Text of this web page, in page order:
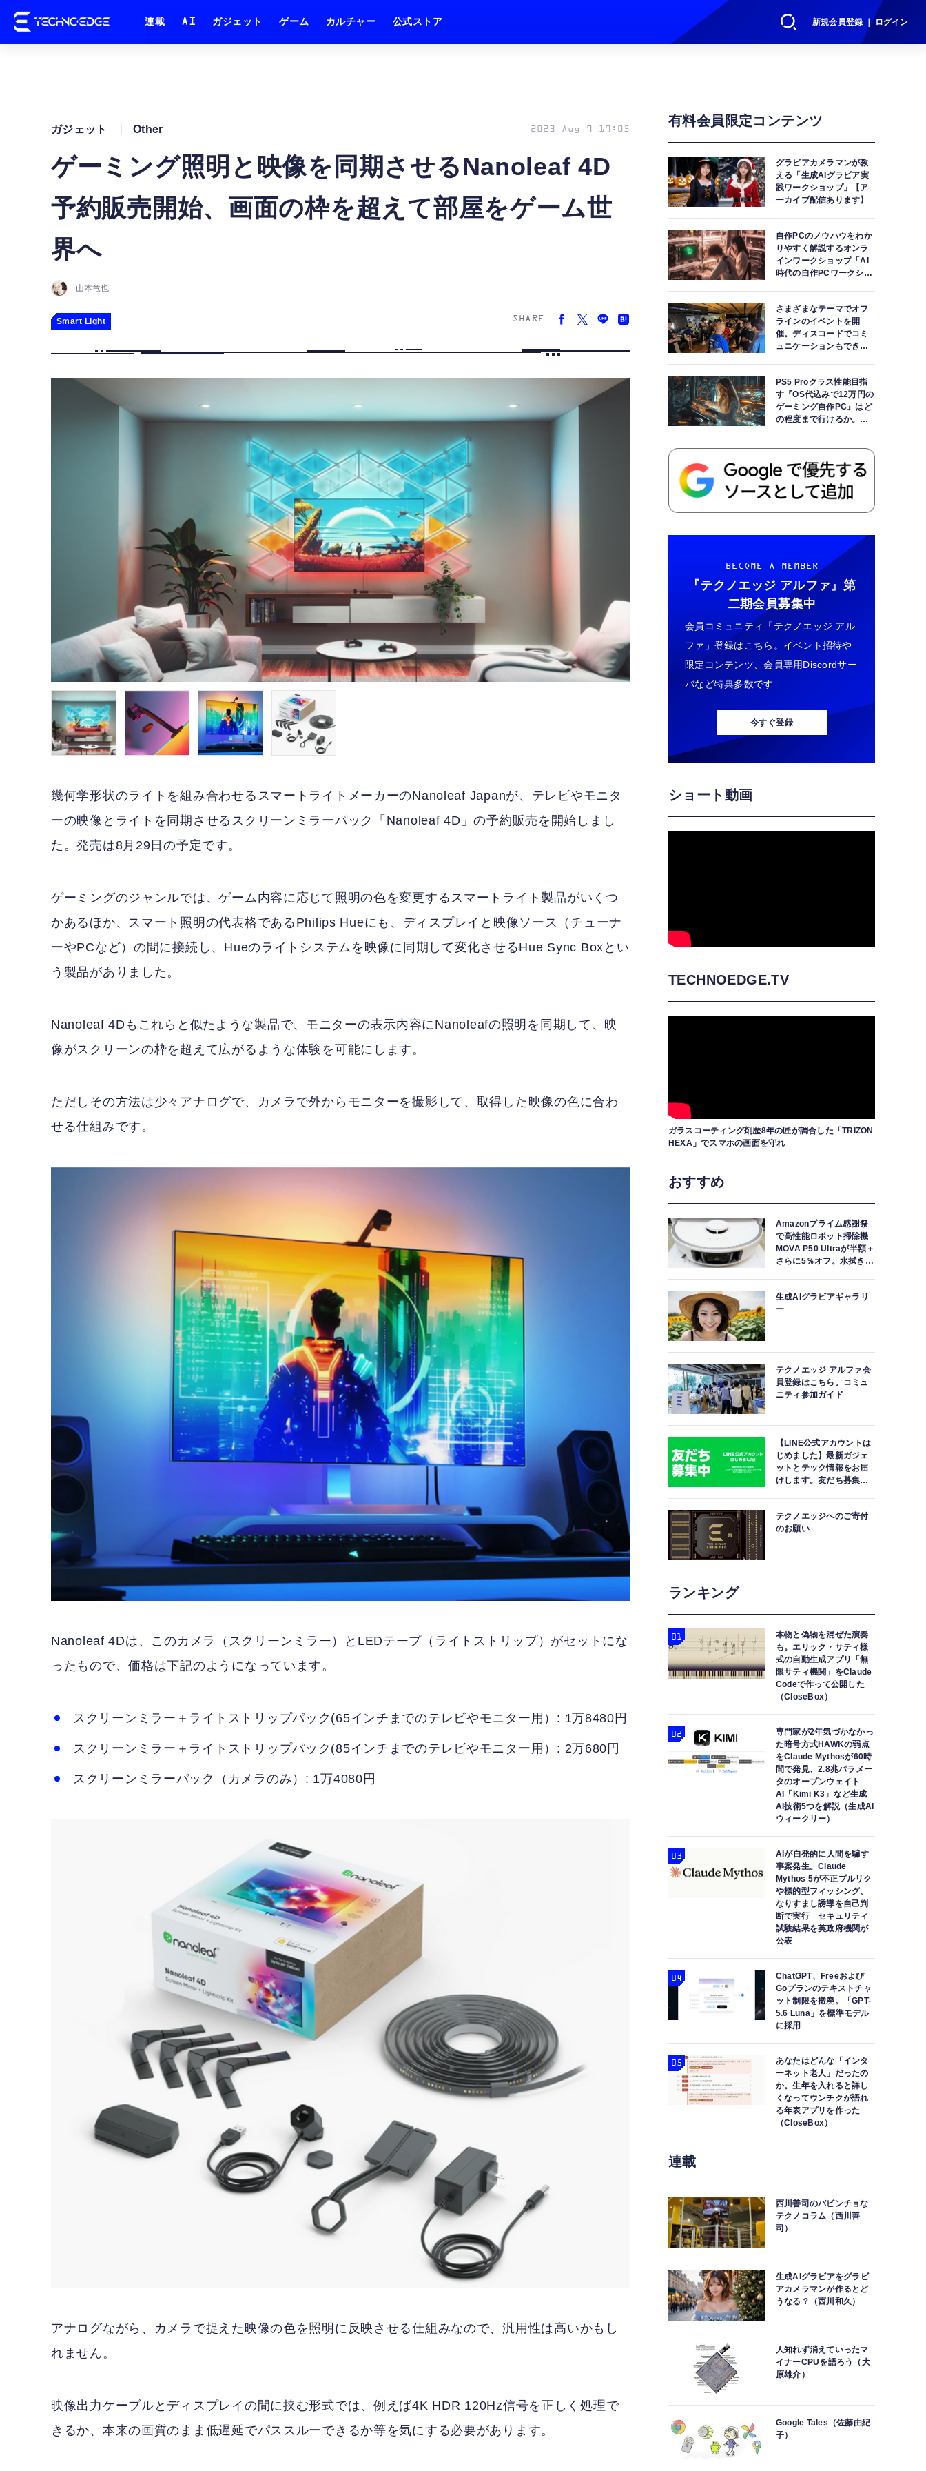
新規会員登録 ｜ ログイン
連載 AI ガジェット ゲーム カルチャー 公式ストア
ゲーミング照明と映像を同期させるNanoleaf 4D
予約販売開始、画面の枠を超えて部屋をゲーム世
界へ
ガジェット Other 2023 Aug 9 19:05
山本竜也
Smart Light SHARE
幾何学形状のライトを組み合わせるスマートライトメーカーのNanoleaf Japanが、テレビやモニタ
ーの映像とライトを同期させるスクリーンミラーパック「Nanoleaf 4D」の予約販売を開始しまし
た。発売は8月29日の予定です。
ゲーミングのジャンルでは、ゲーム内容に応じて照明の色を変更するスマートライト製品がいくつ
かあるほか、スマート照明の代表格であるPhilips Hueにも、ディスプレイと映像ソース（チューナ
ーやPCなど）の間に接続し、Hueのライトシステムを映像に同期して変化させるHue Sync Boxとい
う製品がありました。
Nanoleaf 4Dもこれらと似たような製品で、モニターの表示内容にNanoleafの照明を同期して、映
像がスクリーンの枠を超えて広がるような体験を可能にします。
ただしその方法は少々アナログで、カメラで外からモニターを撮影して、取得した映像の色に合わ
せる仕組みです。
Nanoleaf 4Dは、このカメラ（スクリーンミラー）とLEDテープ（ライトストリップ）がセットにな
ったもので、価格は下記のようになっています。
スクリーンミラー＋ライトストリップパック(65インチまでのテレビやモニター用）: 1万8480円
スクリーンミラー＋ライトストリップパック(85インチまでのテレビやモニター用）: 2万680円
スクリーンミラーパック（カメラのみ）: 1万4080円
アナログながら、カメラで捉えた映像の色を照明に反映させる仕組みなので、汎用性は高いかもし
れません。
映像出力ケーブルとディスプレイの間に挟む形式では、例えば4K HDR 120Hz信号を正しく処理で
きるか、本来の画質のまま低遅延でパススルーできるか等を気にする必要があります。
有料会員限定コンテンツ
グラビアカメラマンが教
える「生成AIグラビア実
践ワークショップ」【ア
ーカイブ配信あります】
自作PCのノウハウをわか
りやすく解説するオンラ
インワークショップ「AI
時代の自作PCワークショ
さまざまなテーマでオフ
ラインのイベントを開
催。ディスコードでコミ
ュニケーションもできま
PS5 Proクラス性能目指
す『OS代込みで12万円の
ゲーミング自作PC』はど
の程度まで行けるか。
BECOME A MEMBER
『テクノエッジ アルファ』 第
二期会員募集中
会員コミュニティ「テクノエッジ アル
ファ」登録はこちら。イベント招待や
限定コンテンツ、会員専用Discordサー
バなど特典多数です
今すぐ登録
ショート動画
TECHNOEDGE.TV
ガラスコーティング剤歴8年の匠が調合した「TRIZON
HEXA」でスマホの画面を守れ
おすすめ
Amazonプライム感謝祭
で高性能ロボット掃除機
MOVA P50 Ultraが半額＋
さらに5％オフ。水拭きモ
生成AIグラビアギャラリ
ー
テクノエッジ アルファ会
員登録はこちら。コミュ
ニティ参加ガイド
【LINE公式アカウントは
じめました】最新ガジェ
ットとテック情報をお届
けします。友だち募集
テクノエッジへのご寄付
のお願い
ランキング
本物と偽物を混ぜた演奏
も。エリック・サティ様
式の自動生成アプリ「無
限サティ機関」をClaude
Codeで作って公開した
（CloseBox）
専門家が2年気づかなかっ
た暗号方式HAWKの弱点
をClaude Mythosが60時
間で発見、2.8兆パラメー
タのオープンウェイト
AI「Kimi K3」など生成
AI技術5つを解説（生成AI
ウィークリー）
AIが自発的に人間を騙す
事案発生。Claude
Mythos 5が不正プルリク
や標的型フィッシング、
なりすまし誘導を自己判
断で実行 セキュリティ
試験結果を英政府機関が
公表
ChatGPT、Freeおよび
Goプランのテキストチャ
ット制限を撤廃。「GPT-
5.6 Luna」を標準モデル
に採用
あなたはどんな「インタ
ーネット老人」だったの
か。生年を入れると詳し
くなってウンチクが語れ
る年表アプリを作った
（CloseBox）
連載
西川善司のバビンチョな
テクノコラム（西川善
司）
生成AIグラビアをグラビ
アカメラマンが作るとど
うなる？（西川和久）
人知れず消えていったマ
イナーCPUを語ろう（大
原雄介）
Google Tales（佐藤由紀
子）